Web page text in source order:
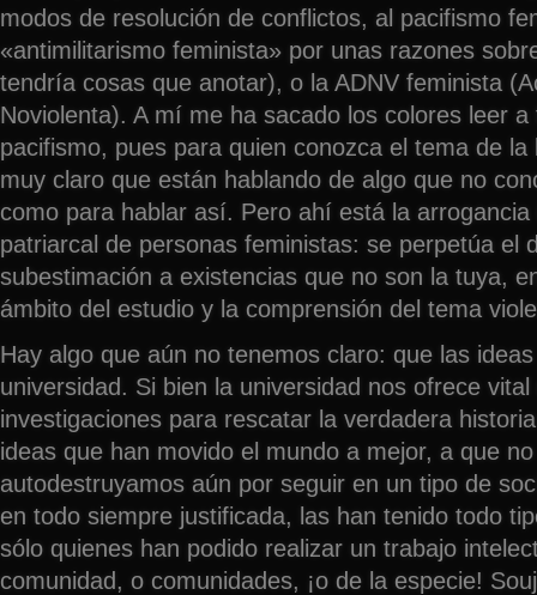
modos de resolución de conflictos, al pacifismo
«antimilitarismo feminista» por unas razones
tendría cosas que anotar), o la ADNV feminista
Noviolenta). A mí me ha sacado los colores leer
pacifismo, pues para quien conozca el tema de la
muy claro que están hablando de algo que no
como para hablar así. Pero ahí está la arrogancia
patriarcal de personas feministas: se perpetúa el
subestimación a existencias que no son la tuya,
ámbito del estudio y la comprensión del tema
Hay algo que aún no tenemos claro: que las
universidad. Si bien la universidad nos ofrece
investigaciones para rescatar la verdadera
ideas que han movido el mundo a mejor, a que
autodestruyamos aún por seguir en un tipo de
en todo siempre justificada, las han tenido todo
sólo quienes han podido realizar un trabajo
comunidad, o comunidades, ¡o de la especie!